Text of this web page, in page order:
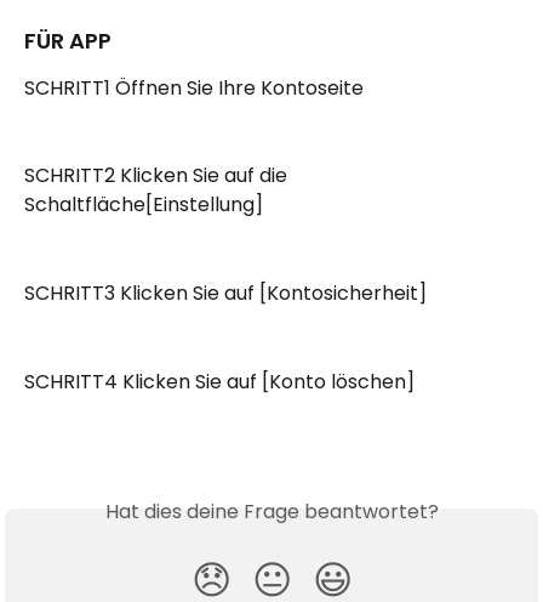
FÜR APP
SCHRITT1 Öffnen Sie Ihre Kontoseite
SCHRITT2 Klicken Sie auf die
Schaltfläche[Einstellung]
SCHRITT3 Klicken Sie auf [Kontosicherheit]
SCHRITT4 Klicken Sie auf [Konto löschen]
Hat dies deine Frage beantwortet?
😞 😐 😃